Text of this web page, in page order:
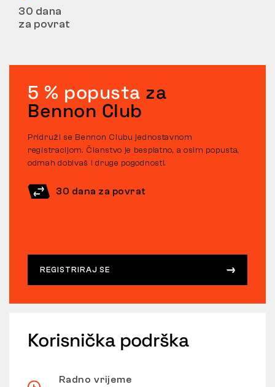
30 dana
za povrat
5 % popusta za
Bennon Club
Pridruži se Bennon Clubu jednostavnom
registracijom. Članstvo je besplatno, a osim popusta,
odmah dobivaš i druge pogodnosti.
30 dana za povrat
REGISTRIRAJ SE
Korisnička podrška
Radno vrijeme